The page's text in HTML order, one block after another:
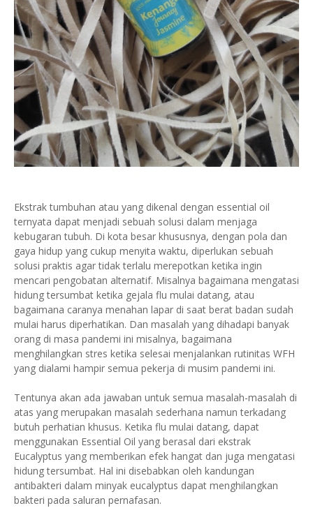
Ekstrak tumbuhan atau yang dikenal dengan essential oil
ternyata dapat menjadi sebuah solusi dalam menjaga
kebugaran tubuh. Di kota besar khususnya, dengan pola dan
gaya hidup yang cukup menyita waktu, diperlukan sebuah
solusi praktis agar tidak terlalu merepotkan ketika ingin
mencari pengobatan alternatif. Misalnya bagaimana mengatasi
hidung tersumbat ketika gejala flu mulai datang, atau
bagaimana caranya menahan lapar di saat berat badan sudah
mulai harus diperhatikan. Dan masalah yang dihadapi banyak
orang di masa pandemi ini misalnya, bagaimana
menghilangkan stres ketika selesai menjalankan rutinitas WFH
yang dialami hampir semua pekerja di musim pandemi ini.
Tentunya akan ada jawaban untuk semua masalah-masalah di
atas yang merupakan masalah sederhana namun terkadang
butuh perhatian khusus. Ketika flu mulai datang, dapat
menggunakan Essential Oil yang berasal dari ekstrak
Eucalyptus yang memberikan efek hangat dan juga mengatasi
hidung tersumbat. Hal ini disebabkan oleh kandungan
antibakteri dalam minyak eucalyptus dapat menghilangkan
bakteri pada saluran pernafasan.